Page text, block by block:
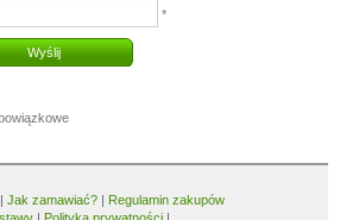
*
Wyślij
| Jak zamawiać? | Regulamin zakupów